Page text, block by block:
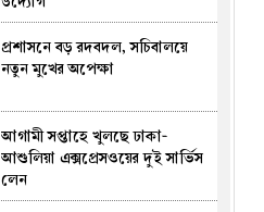
আগস্টের প্রথম ৫ দিনে এল ৬০২
মিলিয়ন ডলার রেমিট্যান্স
জুলাই ৩৬ স্মৃতি জাদুঘর: উন্মুক্তের
পরদিনই বৃষ্টিকে উপেক্ষা করে
দর্শনার্থীদের ঢল
প্রশাসনে বড় রদবদল, সচিবালয়ে
নতুন মুখের অপেক্ষা
আগামী সপ্তাহে খুলছে ঢাকা-
আশুলিয়া এক্সপ্রেসওয়ের দুই সার্ভিস
লেন